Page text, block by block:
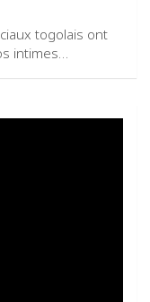
togolais ont
intimes…